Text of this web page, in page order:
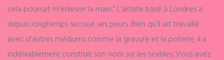
cela pourrait m’enlever la main.” L’artiste basé à Londres a
depuis longtemps secoué ses peurs. Bien qu’il ait travaillé
avec d’autres médiums comme la gravure et la poterie, il a
indéniablement construit son nom sur les textiles. Vous avez